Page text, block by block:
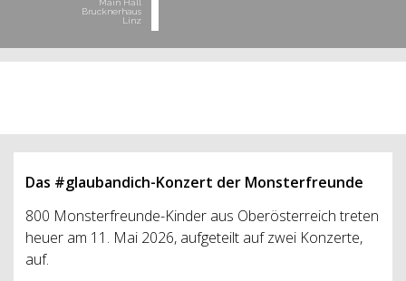
Main Hall
Brucknerhaus
Linz
Das #glaubandich-Konzert der Monsterfreunde
800 Monsterfreunde-Kinder aus Oberösterreich treten
heuer am 11. Mai 2026, aufgeteilt auf zwei Konzerte,
auf.